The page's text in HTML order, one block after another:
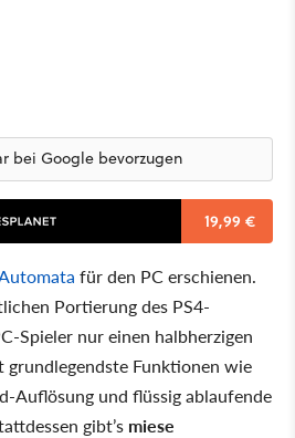
bei Google bevorzugen
19,99 €
für den PC erschienen.
Portierung des PS4-
Spieler nur einen halbherzigen
grundlegendste Funktionen wie
Auflösung und flüssig ablaufende
gibt’s miese